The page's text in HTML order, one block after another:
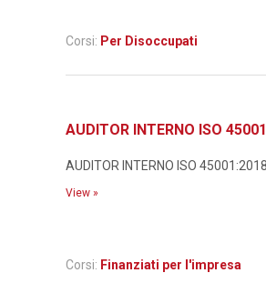
Corsi: Per Disoccupati
AUDITOR INTERNO ISO
AUDITOR INTERNO ISO
View »
Corsi: Finanziati per l'impresa